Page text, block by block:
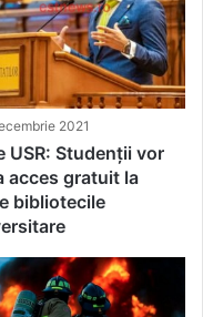
2021
USR: Studenții vor
acces gratuit la
bibliotecile